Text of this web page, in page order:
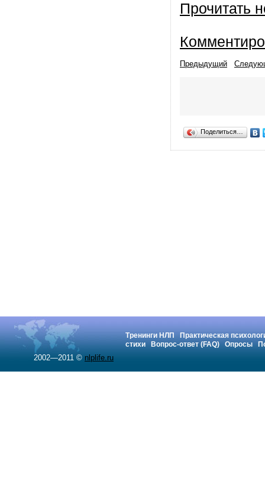
Прочитать
Предыдущий
Поделиться…
Тренинги НЛП
Практическая
стихи
Вопрос-ответ (FAQ) Опросы
2002—2011 © nlplife.ru